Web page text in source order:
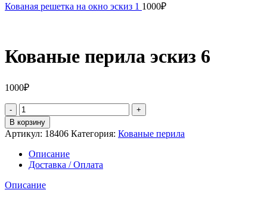
Кованая решетка на окно эскиз 1 1000₽
Кованые перила эскиз 6
1000₽
Количество
товара
Кованые
перила
эскиз
6
В корзину
Артикул: 18406 Категория: Кованые перила
Описание
Доставка / Оплата
Описание